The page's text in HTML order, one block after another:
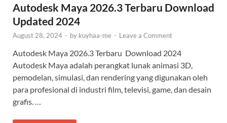
Autodesk Maya 2026.3 Terbaru Download
Updated 2024
August 28, 2024 - by kuyhaa-me - Leave a Comment
Autodesk Maya 2026.3 Terbaru Download 2024
Autodesk Maya adalah perangkat lunak animasi 3D,
pemodelan, simulasi, dan rendering yang digunakan oleh
para profesional di industri film, televisi, game, dan desain
grafis. …